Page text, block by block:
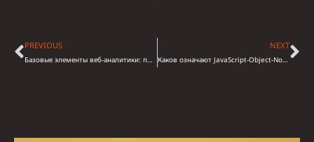
PREVIOUS
Базовые элементы веб-аналитики: подходы и решения
NEXT
Каков означают JavaScript-Object-Notation плюс Extensible-Markup-Language